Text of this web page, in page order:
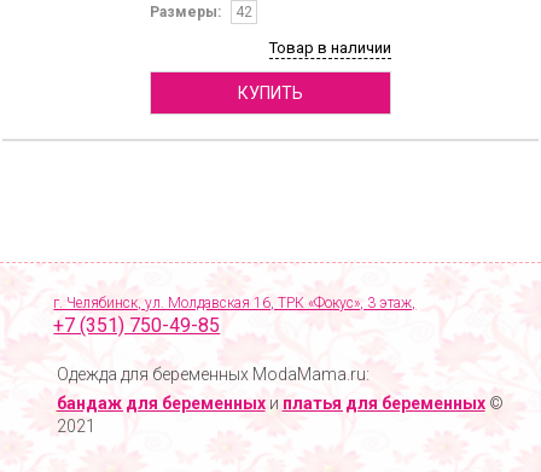
Размеры:
42
Товар в наличии
КУПИТЬ
г. Челябинск, ул. Молдавская 16, ТРК «Фокус», 3 этаж,
+7 (351) 750-49-85
Одежда для беременных ModaMama.ru:
бандаж для беременныхи платья для беременных©
2021